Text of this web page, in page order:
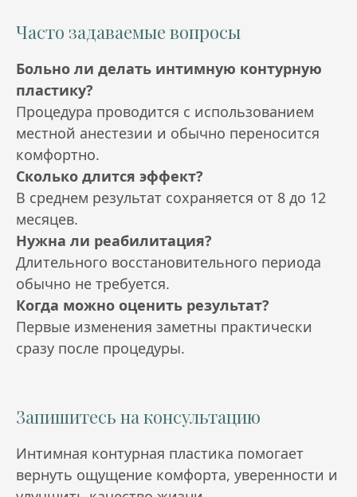
Часто задаваемые вопросы
Больно ли делать интимную контурную
пластику?
Процедура проводится с использованием
местной анестезии и обычно переносится
комфортно.
Сколько длится эффект?
В среднем результат сохраняется от 8 до 12
месяцев.
Нужна ли реабилитация?
Длительного восстановительного периода
обычно не требуется.
Когда можно оценить результат?
Первые изменения заметны практически
сразу после процедуры.
Запишитесь на консультацию
Интимная контурная пластика помогает
вернуть ощущение комфорта, уверенности и